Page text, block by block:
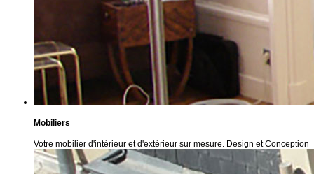
Mobiliers
Votre mobilier d'intérieur et d'extérieur sur mesure. Design et Conception